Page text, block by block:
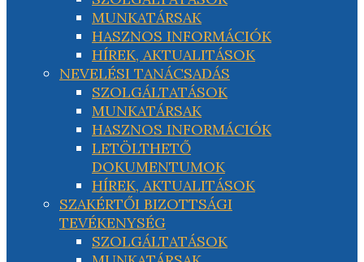
MUNKATÁRSAK
HASZNOS INFORMÁCIÓK
HÍREK, AKTUALITÁSOK
NEVELÉSI TANÁCSADÁS
SZOLGÁLTATÁSOK
MUNKATÁRSAK
HASZNOS INFORMÁCIÓK
LETÖLTHETŐ
DOKUMENTUMOK
HÍREK, AKTUALITÁSOK
SZAKÉRTŐI BIZOTTSÁGI
TEVÉKENYSÉG
SZOLGÁLTATÁSOK